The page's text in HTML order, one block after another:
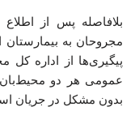
بلافاصله پس از
مجروحان به
پیگیری‌ها از اداره
عمومی هر دو محیط‌بان
بدون مشکل در جریان